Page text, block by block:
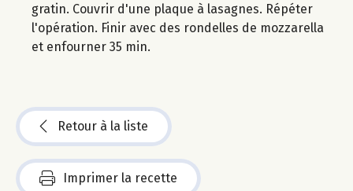
gratin. Couvrir d'une plaque à lasagnes. Répéter
l'opération. Finir avec des rondelles de mozzarella
et enfourner 35 min.
Retour à la liste
Imprimer la recette